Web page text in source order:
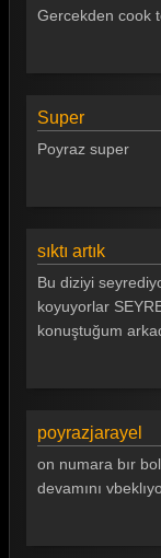
Gercekden cook
Super
Poyraz super
sıktı artık
Bu diziyi
koyuyorlar
konuştuğum
poyrazjarayel
on numara bır
devamını